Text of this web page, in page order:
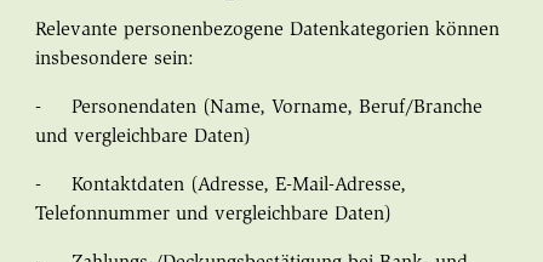
Relevante personenbezogene Datenkategorien können
insbesondere sein:
- Personendaten (Name, Vorname, Beruf/Branche
und vergleichbare Daten)
- Kontaktdaten (Adresse, E-Mail-Adresse,
Telefonnummer und vergleichbare Daten)